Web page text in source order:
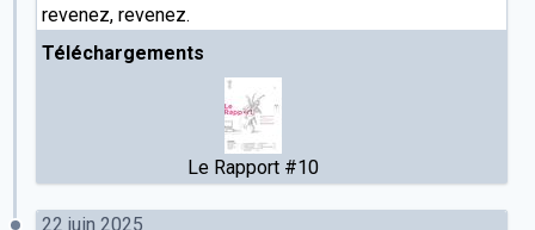
revenez, revenez.
Téléchargements
Le Rapport #10
22 juin 2025